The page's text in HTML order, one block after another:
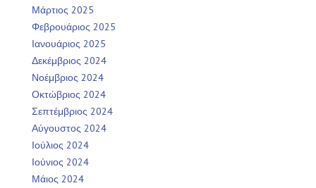
Μάρτιος 2025
Φεβρουάριος 2025
Ιανουάριος 2025
Δεκέμβριος 2024
Νοέμβριος 2024
Οκτώβριος 2024
Σεπτέμβριος 2024
Αύγουστος 2024
Ιούλιος 2024
Ιούνιος 2024
Μάιος 2024